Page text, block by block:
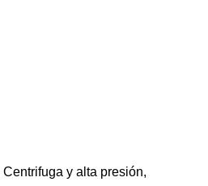
Centrifuga y alta presión,